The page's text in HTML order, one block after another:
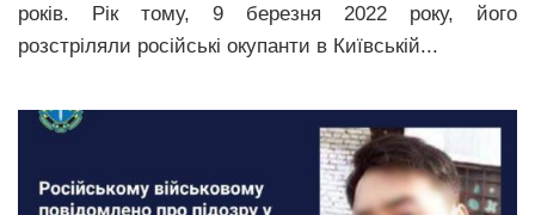
років. Рік тому, 9 березня 2022 року, його
розстріляли російські окупанти в Київській...